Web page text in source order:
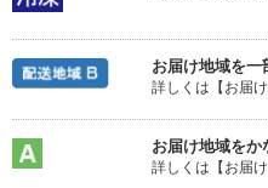
お届け地域を一
詳しくは【お届
お届け地域をか
詳しくは【お届